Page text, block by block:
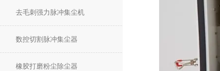
去毛刺强力脉冲集尘机
数控切割脉冲集尘器
橡胶打磨粉尘除尘器